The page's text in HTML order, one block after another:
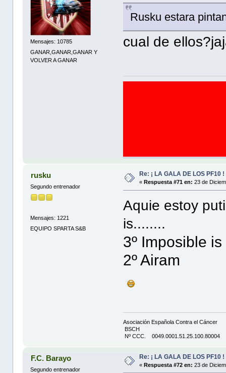
Mensajes: 10785
GANAR,GANAR,GANAR Y
VOLVER A GANAR
Rusku estara
cual de
rusku
Segundo entrenador
Mensajes: 1221
EQUIPO SPARTA S&B
Re: ¡ LA GALA DE LOS PF10 !
« Respuesta #71 en: 23 de
Aquie estoy
is........
3º Imposible
2º Airam
Asociación Española Contra el Cáncer
BSCH
Nº CCC. 0049.0001.51.25.100.80004
F.C. Barayo
Segundo entrenador
Re: ¡ LA GALA DE LOS PF10 !
«Respuesta #72 en: 23 de